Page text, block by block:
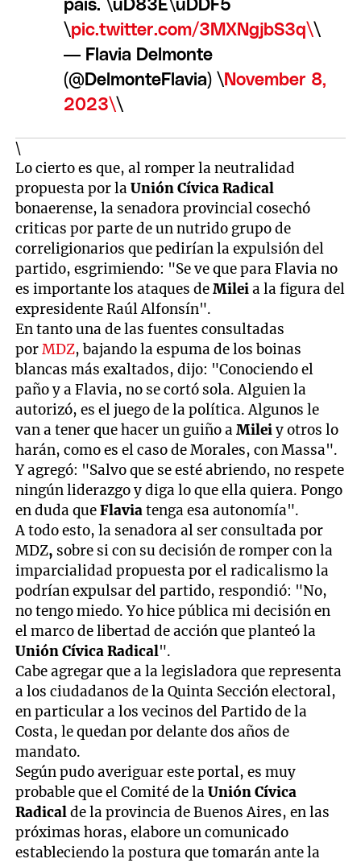
país. \uD83E\uDDF5
\pic.twitter.com/3MXNgjbS3q\\
— Flavia Delmonte
(@DelmonteFlavia) \November 8,
2023\\
\
Lo cierto es que, al romper la neutralidad
propuesta por laUnión Cívica Radical
bonaerense, la senadora provincial cosechó
criticas por parte de un nutrido grupo de
correligionarios que pedirían la expulsión del
partido, esgrimiendo: "Se ve que para Flavia no
es importante los ataques deMileia la figura del
expresidente Raúl Alfonsín".
En tanto una de las fuentes consultadas
porMDZ, bajando la espuma de los boinas
blancas más exaltados, dijo: "Conociendo el
paño y a Flavia, no se cortó sola. Alguien la
autorizó, es el juego de la política. Algunos le
van a tener que hacer un guiño aMileiy otros lo
harán, como es el caso de Morales, con Massa".
Y agregó: "Salvo que se esté abriendo, no respete
ningún liderazgo y diga lo que ella quiera. Pongo
en duda queFlaviatenga esa autonomía".
A todo esto, la senadora al ser consultada por
MDZ, sobre si con su decisión de romper con la
imparcialidad propuesta por el radicalismo la
podrían expulsar del partido, respondió: "No,
no tengo miedo. Yo hice pública mi decisión en
el marco de libertad de acción que planteó la
Unión Cívica Radical".
Cabe agregar que a la legisladora que representa
a los ciudadanos de la Quinta Sección electoral,
en particular a los vecinos del Partido de la
Costa, le quedan por delante dos años de
mandato.
Según pudo averiguar este portal, es muy
probable que el Comité de la Unión Cívica
Radicalde la provincia de Buenos Aires, en las
próximas horas, elabore un comunicado
estableciendo la postura que tomarán ante la